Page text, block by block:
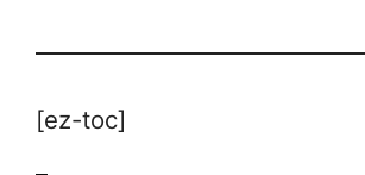
[ez-toc]